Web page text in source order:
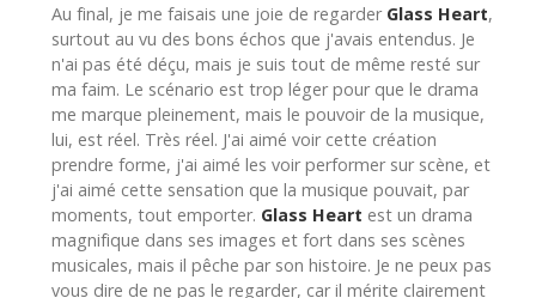
Au final, je me faisais une joie de regarder Glass Heart,
surtout au vu des bons échos que j'avais entendus. Je
n'ai pas été déçu, mais je suis tout de même resté sur
ma faim. Le scénario est trop léger pour que le drama
me marque pleinement, mais le pouvoir de la musique,
lui, est réel. Très réel. J'ai aimé voir cette création
prendre forme, j'ai aimé les voir performer sur scène, et
j'ai aimé cette sensation que la musique pouvait, par
moments, tout emporter. Glass Heart est un drama
magnifique dans ses images et fort dans ses scènes
musicales, mais il pêche par son histoire. Je ne peux pas
vous dire de ne pas le regarder, car il mérite clairement